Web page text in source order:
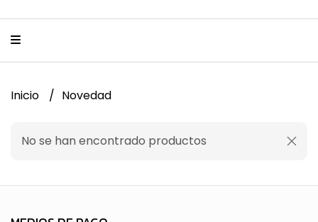
Inicio Novedad
No se han encontrado productos